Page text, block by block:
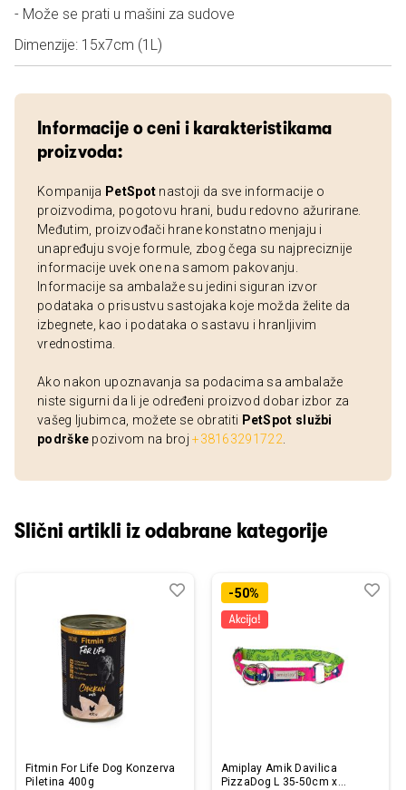
- Može se prati u mašini za sudove
Dimenzije: 15x7cm (1L)
Informacije o ceni i karakteristikama
proizvoda:
Kompanija PetSpot nastoji da sve informacije o
proizvodima, pogotovu hrani, budu redovno ažurirane.
Međutim, proizvođači hrane konstatno menjaju i
unapređuju svoje formule, zbog čega su najpreciznije
informacije uvek one na samom pakovanju.
Informacije sa ambalaže su jedini siguran izvor
podataka o prisustvu sastojaka koje možda želite da
izbegnete, kao i podataka o sastavu i hranljivim
vrednostima.
Ako nakon upoznavanja sa podacima sa ambalaže
niste sigurni da li je određeni proizvod dobar izbor za
vašeg ljubimca, možete se obratiti PetSpot službi
podrške pozivom na broj+38163291722
Slični artikli iz odabrane kategorije
Fitmin For Life Dog Konzerva
Piletina 400g
Dodaj
Uporedi-50%
Amiplay Amik Davilica
PizzaDog L 35-50cm x